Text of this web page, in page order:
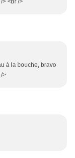
> <br />
à la bouche, bravo
>